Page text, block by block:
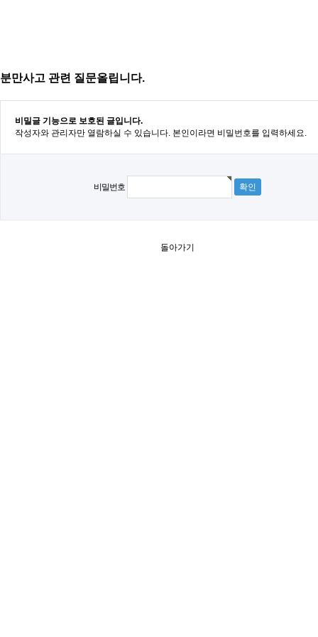
분만사고 관련 질문올립니다.
비밀글 기능으로 보호된 글입니다.
작성자와 관리자만 열람하실 수 있습니다. 본인이라면 비밀번호를 입력하세요.
비밀번호
돌아가기